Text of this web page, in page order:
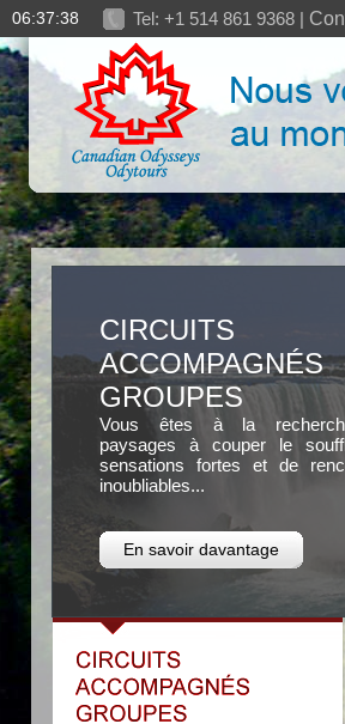
06:37:40 Tel: +1 514 861 9368 |
CIRCUITS
ACCOMPAGNÉS
GROUPES
Vous êtes à la
paysages à couper le
sensations fortes et de
inoubliables...
En savoir davantage